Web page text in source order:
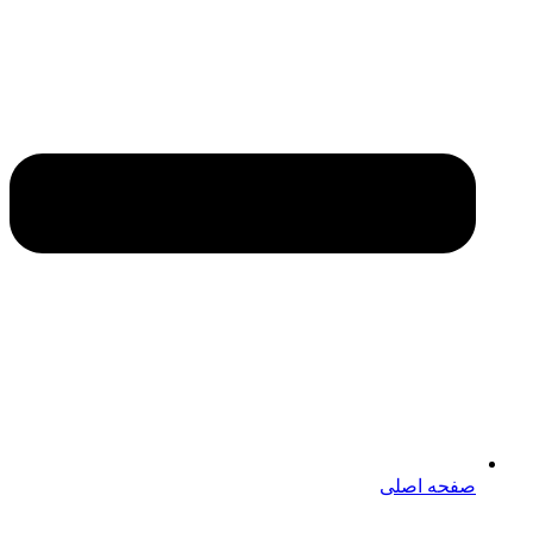
صفحه اصلی